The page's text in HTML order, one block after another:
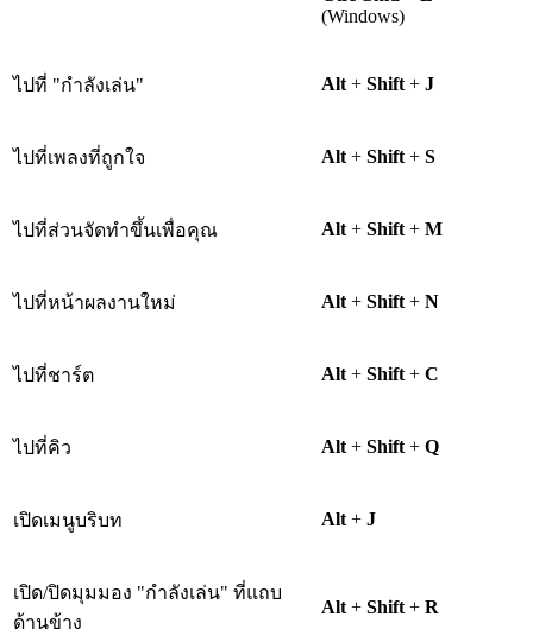
(Windows)
ไปที่ "กำลังเล่น" Alt + Shift + J
ไปที่เพลงที่ถูกใจ Alt + Shift + S
ไปที่ส่วนจัดทำขึ้นเพื่อคุณ Alt + Shift + M
ไปที่หน้าผลงานใหม่ Alt + Shift + N
ไปที่ชาร์ต Alt + Shift + C
ไปที่คิว Alt + Shift + Q
เปิดเมนูบริบท Alt + J
เปิด/ปิดมุมมอง "กำลังเล่น" ที่แถบ
ด้านข้าง
Alt + Shift + R